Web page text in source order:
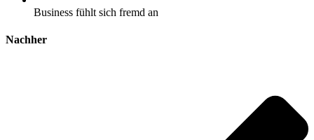
Business fühlt sich fremd an
Nachher